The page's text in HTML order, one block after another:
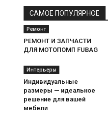
САМОЕ ПОПУЛЯРНОЕ
Ремонт
РЕМОНТ И ЗАПЧАСТИ
ДЛЯ МОТОПОМП FUBAG
Интерьеры
Индивидуальные
размеры — идеальное
решение для вашей
мебели